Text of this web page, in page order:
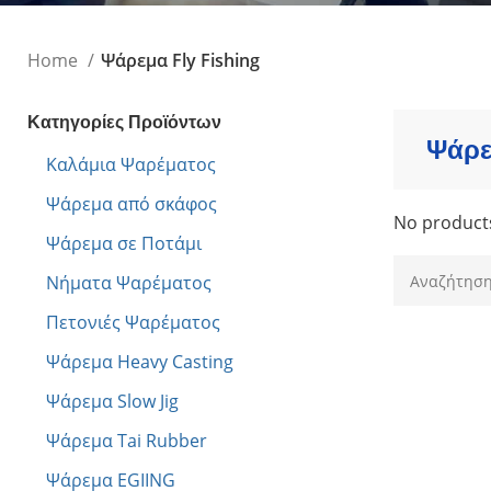
Τεχνητά Tai
Home Ψάρεμα Fly Fishing
Κατηγορίες Προϊόντων
Καλάμια Ψαρέματος
Ψάρεμα από σκάφος
Ψάρεμα σε Ποτάμι
Νήματα Ψαρέματος
Πετονιές Ψαρέματος
Ψάρεμα Heavy Casting
Ψάρεμα Slow Jig
Ψάρεμα Tai Rubber
Ψάρεμα EGIING
No